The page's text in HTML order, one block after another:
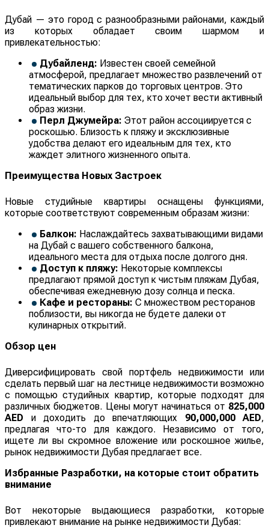
Дубай — это город с разнообразными районами, каждый
из которых обладает своим шармом и
привлекательностью:
Дубайленд: Известен своей семейной
атмосферой, предлагает множество развлечений от
тематических парков до торговых центров. Это
идеальный выбор для тех, кто хочет вести активный
образ жизни.
Перл Джумейра: Этот район ассоциируется с
роскошью. Близость к пляжу и эксклюзивные
удобства делают его идеальным для тех, кто
жаждет элитного жизненного опыта.
Преимущества Новых Застроек
Новые студийные квартиры оснащены функциями,
которые соответствуют современным образам жизни:
Балкон: Наслаждайтесь захватывающими видами
на Дубай с вашего собственного балкона,
идеального места для отдыха после долгого дня.
Доступ к пляжу: Некоторые комплексы
предлагают прямой доступ к чистым пляжам Дубая,
обеспечивая ежедневную дозу солнца и песка.
Кафе и рестораны: С множеством ресторанов
поблизости, вы никогда не будете далеки от
кулинарных открытий.
Обзор цен
Диверсифицировать свой портфель недвижимости или
сделать первый шаг на лестнице недвижимости возможно
с помощью студийных квартир, которые подходят для
различных бюджетов. Цены могут начинаться от 825,000
AED и доходить до впечатляющих 90,000,000 AED,
предлагая что-то для каждого. Независимо от того,
ищете ли вы скромное вложение или роскошное жилье,
рынок недвижимости Дубая предлагает все.
Избранные Разработки, на которые стоит обратить
внимание
Вот некоторые выдающиеся разработки, которые
привлекают внимание на рынке недвижимости Дубая: